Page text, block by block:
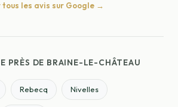
tous les avis sur Google →
PRÈS DE BRAINE-LE-CHÂTEAU
Rebecq Nivelles